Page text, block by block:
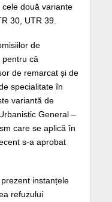
două variante
30, UTR 39.
de
pentru că
de remarcat și de
specialitate în
variantă de
General –
care se aplică în
s-a aprobat
instanțele
refuzului